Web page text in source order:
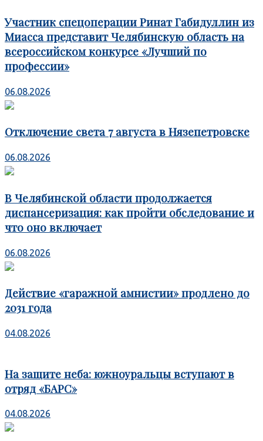
Участник спецоперации Ринат Габидуллин из
Миасса представит Челябинскую область на
всероссийском конкурсе «Лучший по
профессии»
06.08.2026
Отключение света 7 августа в Нязепетровске
06.08.2026
В Челябинской области продолжается
диспансеризация: как пройти обследование и
что оно включает
06.08.2026
Действие «гаражной амнистии» продлено до
2031 года
04.08.2026
На защите неба: южноуральцы вступают в
отряд «БАРС»
04.08.2026